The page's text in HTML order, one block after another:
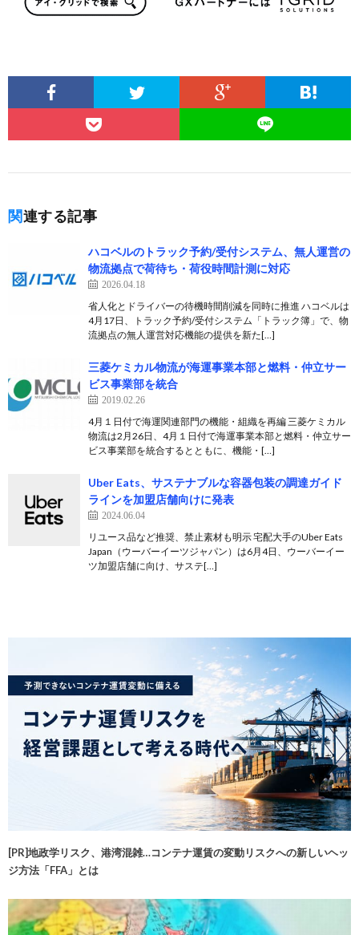
関連する記事
ハコベルのトラック予約/受付システム、無人運営の
物流拠点で荷待ち・荷役時間計測に対応
2026.04.18
省人化とドライバーの待機時間削減を同時に推進 ハコベルは
4月17日、トラック予約/受付システム「トラック簿」で、物
流拠点の無人運営対応機能の提供を新た[…]
三菱ケミカル物流が海運事業本部と燃料・仲立サー
ビス事業部を統合
2019.02.26
4月１日付で海運関連部門の機能・組織を再編 三菱ケミカル
物流は2月26日、4月１日付で海運事業本部と燃料・仲立サー
ビス事業部を統合するとともに、機能・[…]
Uber Eats、サステナブルな容器包装の調達ガイド
ラインを加盟店舗向けに発表
2024.06.04
リユース品など推奨、禁止素材も明示 宅配大手のUber Eats
Japan（ウーバーイーツジャパン）は6月4日、ウーバーイー
ツ加盟店舗に向け、サステ[…]
[PR]地政学リスク、港湾混雑…コンテナ運賃の変動リスクへの新しいヘッ
ジ方法「FFA」とは